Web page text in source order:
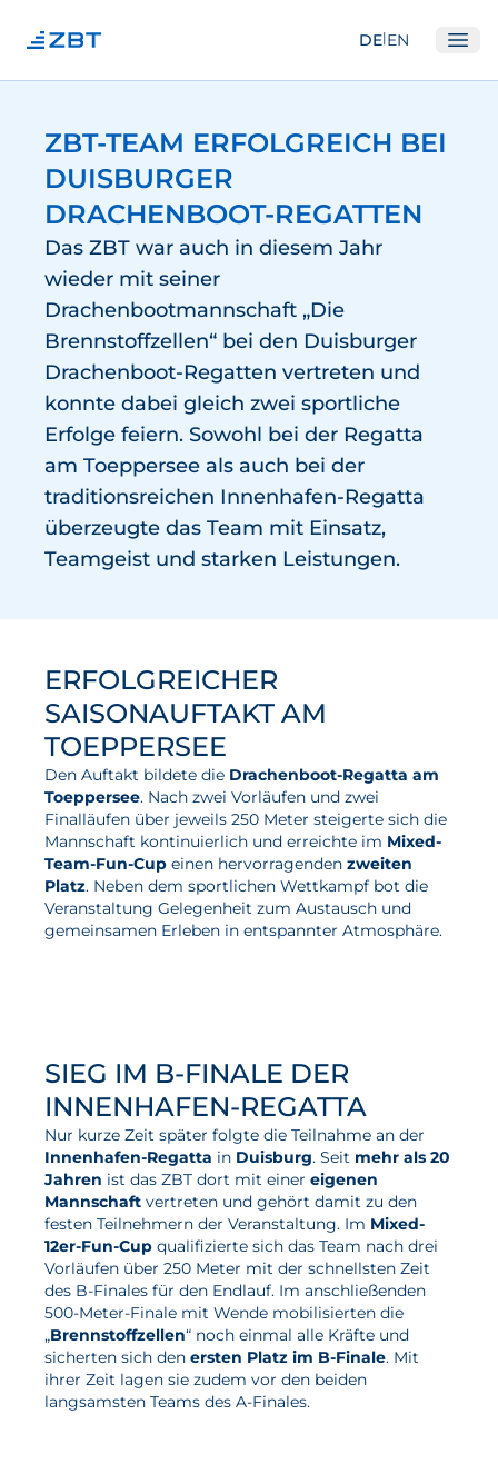
DE|EN
Über Uns
Abteilungen
Ausstattung
Gute Wissenschaftliche Praxis
Open Science und IP
Gremien
Unser Netzwerk
Forschung
Brennstoffzellen
Wasserstoff
Elektrolyse
Entwicklung
Herstellungsverfahren
Mess- und Prüfverfahren
Beratung und Studien
Modellierung & Simulation
Karriere
Offene Stellen
Neuigkeiten
Projekte
Veranstaltungen
Publikationen
Awards und Auszeichnungen
Für die Presse
ZBT-TEAM ERFOLGREICH BEI
DUISBURGER
DRACHENBOOT-REGATTEN
Das ZBT war auch in diesem Jahr
wieder mit seiner
Drachenbootmannschaft „Die
Brennstoffzellen“ bei den Duisburger
Drachenboot-Regatten vertreten und
konnte dabei gleich zwei sportliche
Erfolge feiern. Sowohl bei der Regatta
am Toeppersee als auch bei der
traditionsreichen Innenhafen-Regatta
überzeugte das Team mit Einsatz,
Teamgeist und starken Leistungen.
ERFOLGREICHER
SAISONAUFTAKT AM
TOEPPERSEE
Den Auftakt bildete die Drachenboot-Regatta am
Toeppersee. Nach zwei Vorläufen und zwei
Finalläufen über jeweils 250 Meter steigerte sich die
Mannschaft kontinuierlich und erreichte im Mixed-
Team-Fun-Cup einen hervorragenden zweiten
Platz. Neben dem sportlichen Wettkampf bot die
Veranstaltung Gelegenheit zum Austausch und
gemeinsamen Erleben in entspannter Atmosphäre.
SIEG IM B-FINALE DER
INNENHAFEN-REGATTA
Nur kurze Zeit später folgte die Teilnahme an der
Innenhafen-Regatta in Duisburg. Seit mehr als 20
Jahren ist das ZBT dort mit einer eigenen
Mannschaft vertreten und gehört damit zu den
festen Teilnehmern der Veranstaltung. Im Mixed-
12er-Fun-Cup qualifizierte sich das Team nach drei
Vorläufen über 250 Meter mit der schnellsten Zeit
des B-Finales für den Endlauf. Im anschließenden
500-Meter-Finale mit Wende mobilisierten die
„Brennstoffzellen“ noch einmal alle Kräfte und
sicherten sich den ersten Platz im B-Finale. Mit
ihrer Zeit lagen sie zudem vor den beiden
langsamsten Teams des A-Finales.